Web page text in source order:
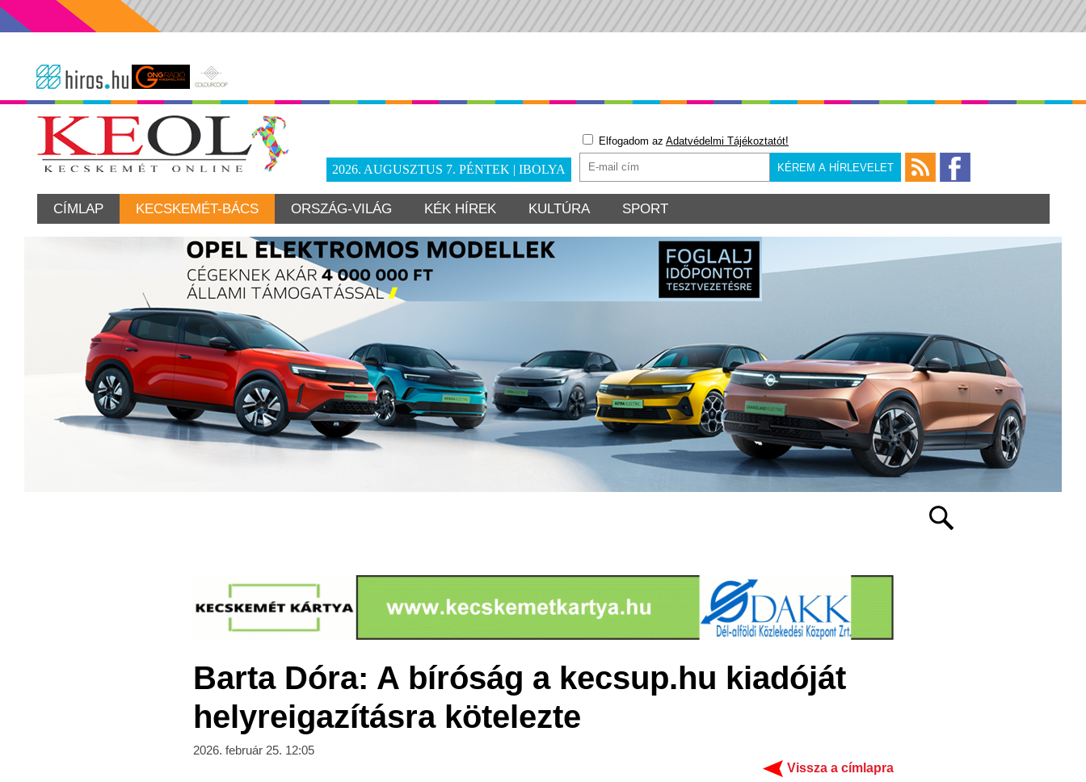
2026. AUGUSZTUS 7. PÉNTEK | IBOLYA
Elfogadom az Adatvédelmi Tájékoztatót!
CÍMLAP KECSKEMÉT-BÁCS ORSZÁG-VILÁG KÉK HÍREK KULTÚRA SPORT
Barta Dóra: A bíróság a kecsup.hu kiadóját
helyreigazításra kötelezte
2026. február 25. 12:05
Vissza a címlapra